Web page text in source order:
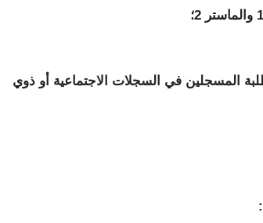
المسجلين في السجلات الاجتماعية أو ذوي